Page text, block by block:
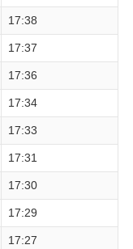
17:38
17:37
17:36
17:34
17:33
17:31
17:30
17:29
17:27